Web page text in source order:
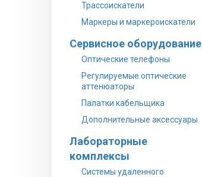
Трассоискатели
Маркеры и маркероискатели
Сервисное оборудование
Оптические телефоны
Регулируемые оптические
аттенюаторы
Палатки кабельщика
Дополнительные аксессуары
Лабораторные
комплексы
Системы удаленного